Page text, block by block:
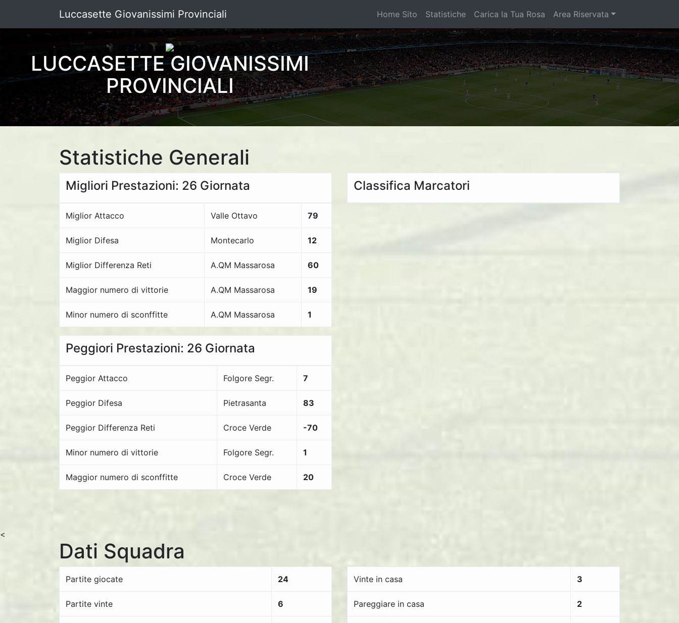
Luccasette Giovanissimi Provinciali Home Sito Statistiche Carica la Tua Rosa Area Riservata
LUCCASETTE GIOVANISSIMI
PROVINCIALI
Statistiche Generali
Migliori Prestazioni: 26 Giornata
Miglior Attacco Valle Ottavo 79
Miglior Difesa Montecarlo 12
Miglior Differenza Reti A.QM Massarosa 60
Maggior numero di vittorie A.QM Massarosa 19
Minor numero di sconffitte A.QM Massarosa 1
Peggiori Prestazioni: 26 Giornata
Peggior Attacco Folgore Segr. 7
Peggior Difesa Pietrasanta 83
Peggior Differenza Reti Croce Verde -70
Minor numero di vittorie Folgore Segr. 1
Maggior numero di sconffitte Croce Verde 20
Classifica Marcatori
<
Dati Squadra
Partite giocate 24
Partite vinte 6
Vinte in casa 3
Pareggiare in casa 2